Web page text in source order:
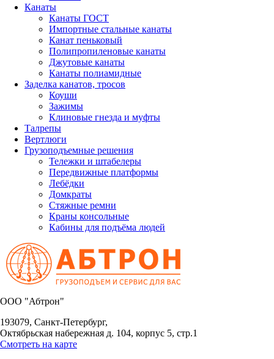
Канаты
Канаты ГОСТ
Импортные стальные канаты
Канат пеньковый
Полипропиленовые канаты
Джутовые канаты
Канаты полиамидные
Заделка канатов, тросов
Коуши
Зажимы
Клиновые гнезда и муфты
Талрепы
Вертлюги
Грузоподъемные решения
Тележки и штабелеры
Передвижные платформы
Лебёдки
Домкраты
Стяжные ремни
Краны консольные
Кабины для подъёма людей
OOO "Абтрон"
193079, Санкт-Петербург,
Октябрьская набережная д. 104, корпус 5, стр.1
Смотреть на карте